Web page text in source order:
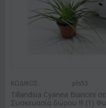
ΚΩΔΙΚΟΣ: pls53
Tillandsia Cyanea Biancini
Συσκευασία δώρου !!! (1)